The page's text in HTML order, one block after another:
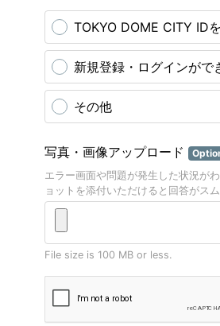
TOKYO DOME CITY ID
新規登録・ログインがで
その他
写真・画像アップロード
エラー画面や問題が発生した状況が
ョットを添付いただけると回答がス
File size is 100 MB or less.